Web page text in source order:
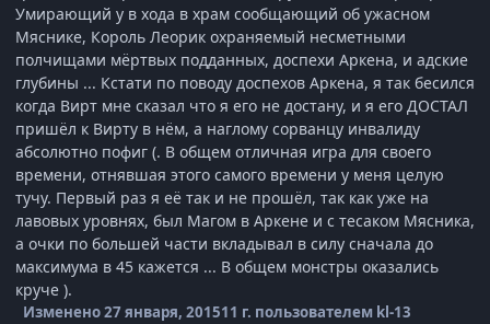
Умирающий у в хода в храм сообщающий об ужасном
Мяснике, Король Леорик охраняемый несметными
полчищами мёртвых подданных, доспехи Аркена, и адские
глубины ... Кстати по поводу доспехов Аркена, я так бесился
когда Вирт мне сказал что я его не достану, и я его ДОСТАЛ
пришёл к Вирту в нём, а наглому сорванцу инвалиду
абсолютно пофиг (. В общем отличная игра для своего
времени, отнявшая этого самого времени у меня целую
тучу. Первый раз я её так и не прошёл, так как уже на
лавовых уровнях, был Магом в Аркене и с тесаком Мясника,
а очки по большей части вкладывал в силу сначала до
максимума в 45 кажется ... В общем монстры оказались
круче ).
Изменено27 января, 201511 г. пользователем kl-13